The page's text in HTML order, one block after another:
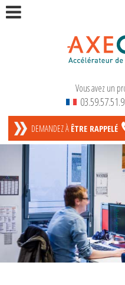
Vous avez un
DEMANDEZ À ÊTRE RAPPELÉ